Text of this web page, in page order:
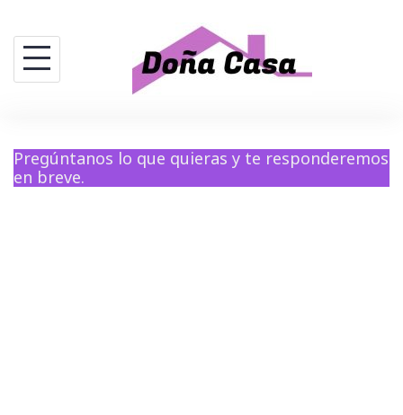
contenido
Pregúntanos lo que quieras y te responderemos
en breve.